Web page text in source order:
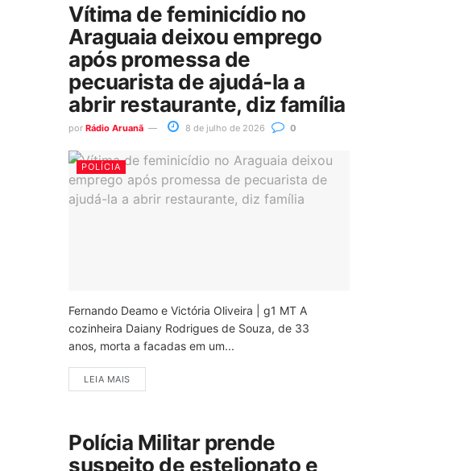
Vítima de feminicídio no
Araguaia deixou emprego
após promessa de
pecuarista de ajudá-la a
abrir restaurante, diz família
por Rádio Aruanã 8 de julho de 2026 0
POLÍCIA
Fernando Deamo e Victória Oliveira | g1 MT A
cozinheira Daiany Rodrigues de Souza, de 33
anos, morta a facadas em um...
LEIA MAIS
Polícia Militar prende
suspeito de estelionato e